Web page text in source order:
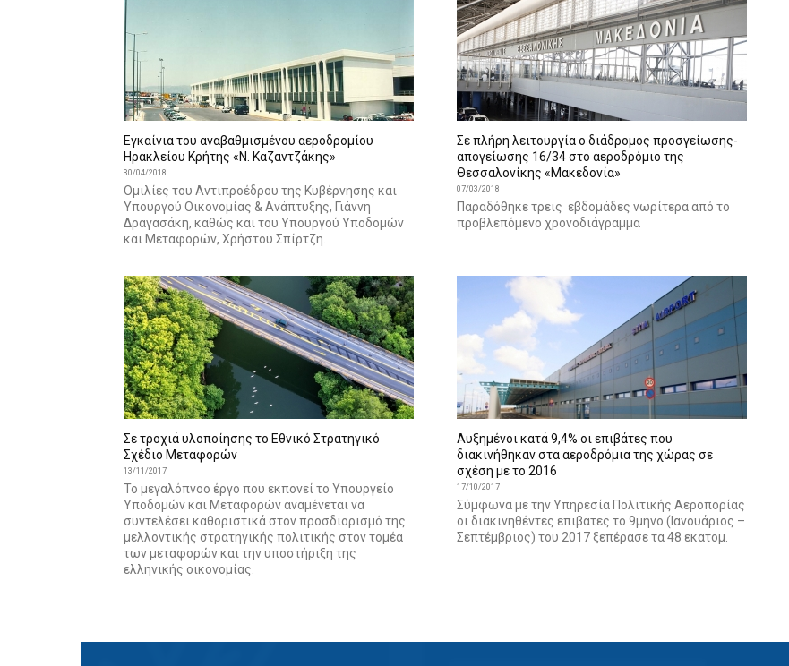
Εγκαίνια του αναβαθμισμένου αεροδρομίου
Ηρακλείου Κρήτης «Ν. Καζαντζάκης»
30/04/2018
Ομιλίες του Αντιπροέδρου της Κυβέρνησης και
Υπουργού Οικονομίας & Ανάπτυξης, Γιάννη
Δραγασάκη, καθώς και του Υπουργού Υποδομών
και Μεταφορών, Χρήστου Σπίρτζη.
Σε πλήρη λειτουργία ο διάδρομος προσγείωσης-
απογείωσης 16/34 στο αεροδρόμιο της
Θεσσαλονίκης «Μακεδονία»
07/03/2018
Παραδόθηκε τρεις εβδομάδες νωρίτερα από το
προβλεπόμενο χρονοδιάγραμμα
Σε τροχιά υλοποίησης το Εθνικό Στρατηγικό
Σχέδιο Μεταφορών
13/11/2017
Το μεγαλόπνοο έργο που εκπονεί το Υπουργείο
Υποδομών και Μεταφορών αναμένεται να
συντελέσει καθοριστικά στον προσδιορισμό της
μελλοντικής στρατηγικής πολιτικής στον τομέα
των μεταφορών και την υποστήριξη της
ελληνικής οικονομίας.
Αυξημένοι κατά 9,4% οι επιβάτες που
διακινήθηκαν στα αεροδρόμια της χώρας σε
σχέση με το 2016
17/10/2017
Σύμφωνα με την Υπηρεσία Πολιτικής Αεροπορίας
οι διακινηθέντες επιβατες το 9μηνο (Ιανουάριος –
Σεπτέμβριος) του 2017 ξεπέρασε τα 48 εκατομ.